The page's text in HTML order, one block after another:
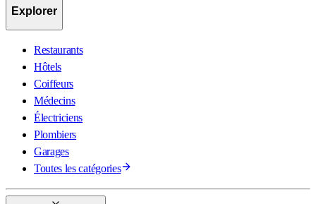
Explorer
Restaurants
Hôtels
Coiffeurs
Médecins
Électriciens
Plombiers
Garages
Toutes les catégories